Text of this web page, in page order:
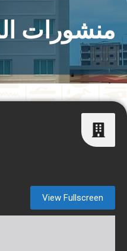
منشورات
View Fullscreen